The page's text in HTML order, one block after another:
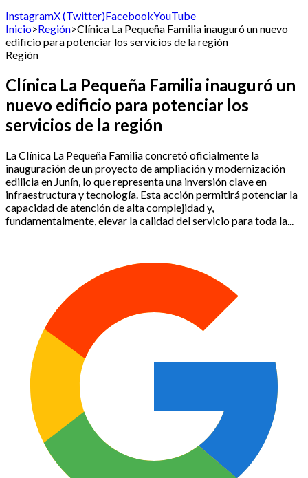
InstagramX (Twitter)FacebookYouTube
Inicio>Región>Clínica La Pequeña Familia inauguró un nuevo
edificio para potenciar los servicios de la región
Región
Clínica La Pequeña Familia inauguró un
nuevo edificio para potenciar los
servicios de la región
La Clínica La Pequeña Familia concretó oficialmente la
inauguración de un proyecto de ampliación y modernización
edilicia en Junín, lo que representa una inversión clave en
infraestructura y tecnología. Esta acción permitirá potenciar la
capacidad de atención de alta complejidad y,
fundamentalmente, elevar la calidad del servicio para toda la...